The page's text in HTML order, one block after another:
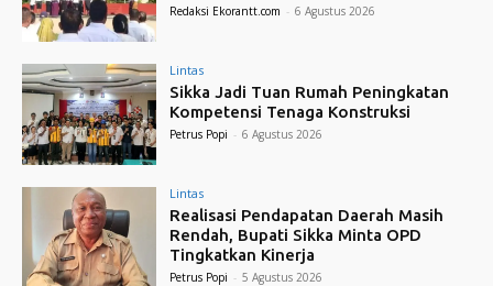
Redaksi Ekorantt.com - 6 Agustus 2026
Lintas
Sikka Jadi Tuan Rumah Peningkatan
Kompetensi Tenaga Konstruksi
Petrus Popi - 6 Agustus 2026
Lintas
Realisasi Pendapatan Daerah Masih
Rendah, Bupati Sikka Minta OPD
Tingkatkan Kinerja
Petrus Popi - 5 Agustus 2026